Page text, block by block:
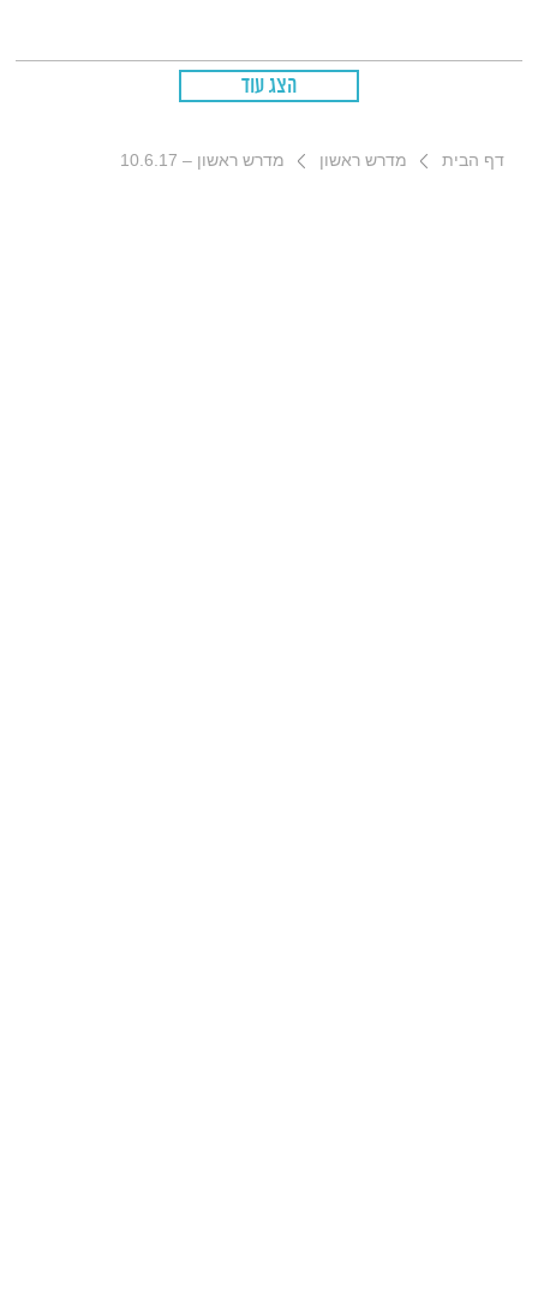
הצג עוד
דף הבית מדרש ראשון מדרש ראשון – 10.6.17